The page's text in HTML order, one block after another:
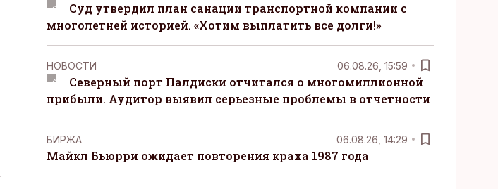
Суд утвердил план санации транспортной компании с
многолетней историей. «Хотим выплатить все долги!»
НОВОСТИ 06.08.26, 15:59
Северный порт Палдиски отчитался о многомиллионной
прибыли. Аудитор выявил серьезные проблемы в отчетности
БИРЖА 06.08.26, 14:29
Майкл Бьюрри ожидает повторения краха 1987 года